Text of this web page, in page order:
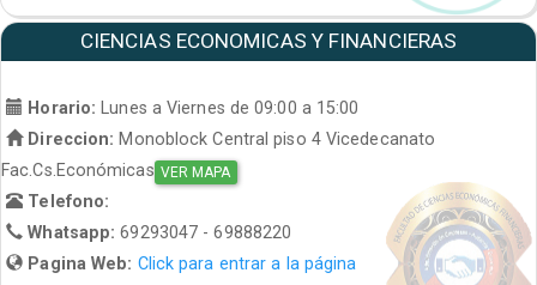
CIENCIAS ECONOMICAS Y FINANCIERAS
Horario: Lunes a Viernes de 09:00 a 15:00
Direccion: Monoblock Central piso 4 Vicedecanato
Fac.Cs.Económicas VER MAPA
Telefono:
Whatsapp:69293047 - 69888220
Pagina Web: Click para entrar a la página